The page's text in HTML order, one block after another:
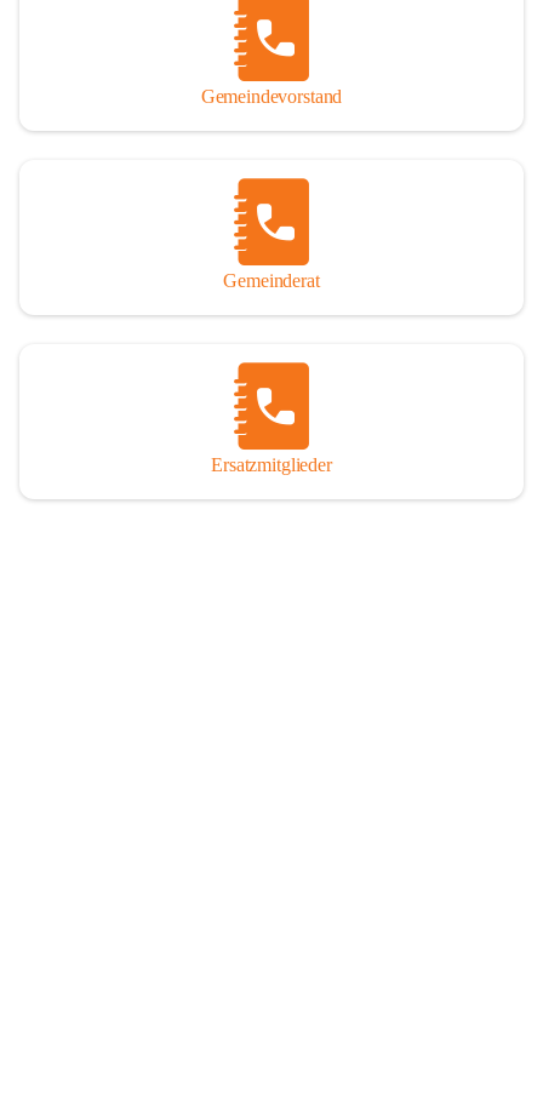
So darf ich Sie zu einer interessanten, vergnüglichen und
manchmal auch nachdenklich machenden Zeitreise durch die
Jahrhunderte, ja Jahrtausende alte Geschichte von der Steinzeit
einladen.
Gemeindevorstand
Gemeinderat
Ersatzmitglieder